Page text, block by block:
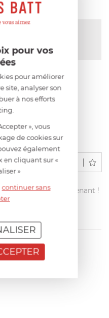
francisbatt.com ?
clients dès maintenant !
pour vos
pour améliorer
site, analyser son
à nos efforts
», vous
de cookies sur
également
en cliquant sur «
»
continuer sans